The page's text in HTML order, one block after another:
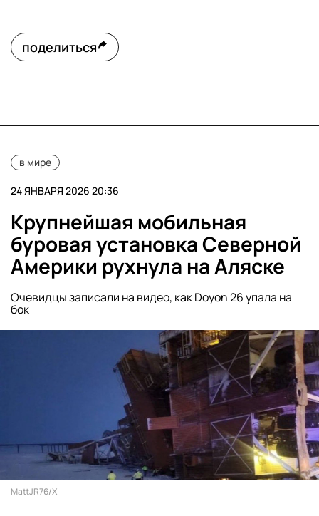
поделиться
в мире
24 ЯНВАРЯ 2026 20:36
Крупнейшая мобильная
буровая установка Северной
Америки рухнула на Аляске
Очевидцы записали на видео, как Doyon 26 упала на
бок
MattJR76/X